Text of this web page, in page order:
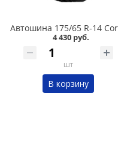
4 430 руб.
шт
В корзину